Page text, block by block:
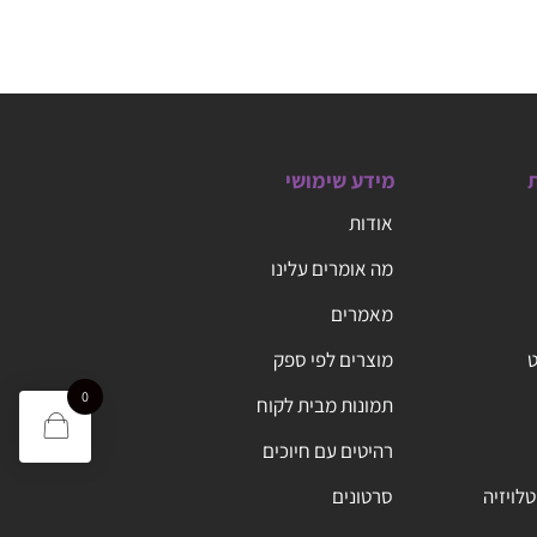
מידע שימושי
אודות
מה אומרים עלינו
מאמרים
מוצרים לפי ספק
תמונות מבית לקוח
רהיטים עם חיוכים
סרטונים
0